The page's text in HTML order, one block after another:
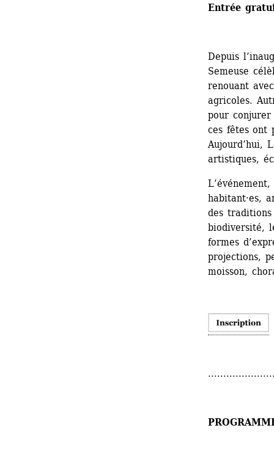
Entrée
Depuis
Semeuse
renouant
agricoles.
pour
ces fêtes ont
Aujourd’hui,
artistiques,
habitant·es,
des
biodiversité,
formes
projections,
moisson,